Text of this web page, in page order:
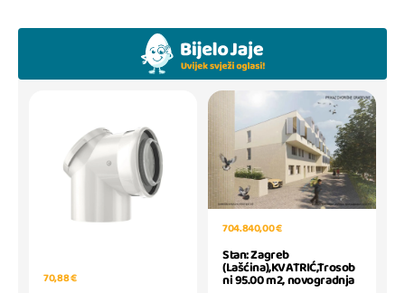
70,88 €
704.840,00 €
Stan: Zagreb
(Lašćina),KVATRIĆ,Trosob
ni 95.00 m2, novogradnja